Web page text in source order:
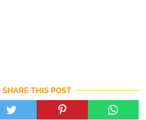
SHARE THIS POST